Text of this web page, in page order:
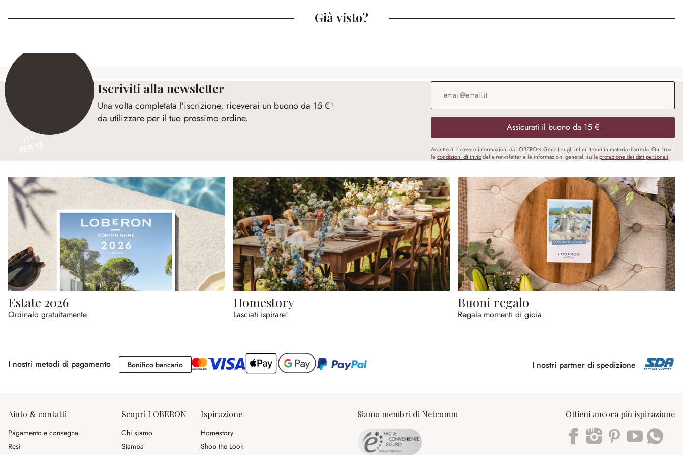
Già visto?
15 €
Iscriviti alla newsletter
Una volta completata l'iscrizione, riceverai un buono da 15 €¹
da utilizzare per il tuo prossimo ordine.
Indirizzo e-mail
Assicurati il buono da 15 €
Accetto di ricevere informazioni da LOBERON GmbH sugli ultimi trend in materia d’arredo. Qui trovi
lecondizioni di inviodella newsletter e le informazioni generali sullaprotezione dei dati personali.
Estate 2026
Ordinalo gratuitamente
Homestory
Lasciati ispirare!
Buoni regalo
Regala momenti di gioia
I nostri metodi di pagamento Bonifico bancarioBonifico bancario I nostri partner di spedizione
Aiuto & contatti
Pagamento e consegna
Resi
Scopri LOBERON
Chi siamo
Stampa
Ispirazione
Homestory
Shop the Look
Siamo membri di Netcomm Ottieni ancora più ispirazione